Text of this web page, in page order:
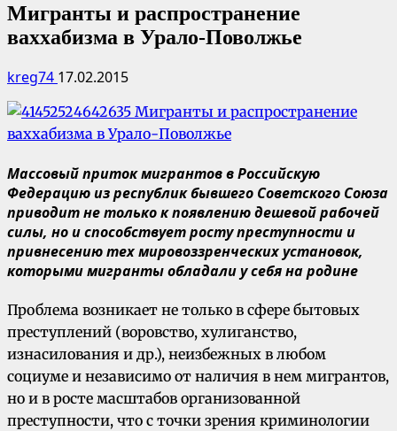
Мигранты и распространение
ваххабизма в Урало-Поволжье
kreg74 17.02.2015
Массовый приток мигрантов в Российскую
Федерацию из республик бывшего Советского Союза
приводит не только к появлению дешевой рабочей
силы, но и способствует росту преступности и
привнесению тех мировоззренческих установок,
которыми мигранты обладали у себя на родине
Проблема возникает не только в сфере бытовых
преступлений (воровство, хулиганство,
изнасилования и др.), неизбежных в любом
социуме и независимо от наличия в нем мигрантов,
но и в росте масштабов организованной
преступности, что с точки зрения криминологии